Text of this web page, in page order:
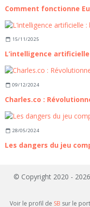
15/11/2025
L’intelligence
09/12/2024
Charles.co :
28/05/2024
Les dangers du jeu
© Copyright 2020 -
Voir le profil de SB sur le